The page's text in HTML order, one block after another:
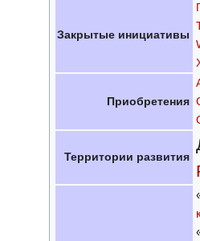
Закрытые инициативы
Приобретения
Территории развития